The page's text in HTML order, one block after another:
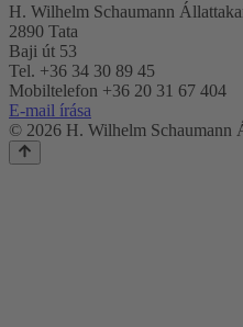
H. Wilhelm Schaumann
2890 Tata
Baji út 53
Tel. +36 34 30 89 45
Mobiltelefon +36 20 31 67 404
E-mail írása
© 2026 H. Wilhelm Schaumann